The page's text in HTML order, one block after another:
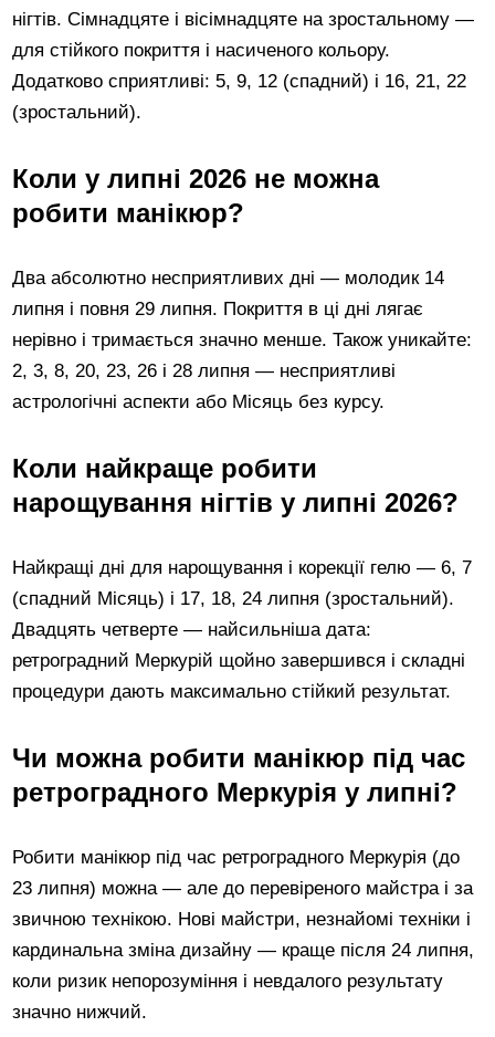
нігтів. Сімнадцяте і вісімнадцяте на зростальному —
для стійкого покриття і насиченого кольору.
Додатково сприятливі: 5, 9, 12 (спадний) і 16, 21, 22
(зростальний).
Коли у липні 2026 не можна
робити манікюр?
Два абсолютно несприятливих дні — молодик 14
липня і повня 29 липня. Покриття в ці дні лягає
нерівно і тримається значно менше. Також уникайте:
2, 3, 8, 20, 23, 26 і 28 липня — несприятливі
астрологічні аспекти або Місяць без курсу.
Коли найкраще робити
нарощування нігтів у липні 2026?
Найкращі дні для нарощування і корекції гелю — 6, 7
(спадний Місяць) і 17, 18, 24 липня (зростальний).
Двадцять четверте — найсильніша дата:
ретроградний Меркурій щойно завершився і складні
процедури дають максимально стійкий результат.
Чи можна робити манікюр під час
ретроградного Меркурія у липні?
Робити манікюр під час ретроградного Меркурія (до
23 липня) можна — але до перевіреного майстра і за
звичною технікою. Нові майстри, незнайомі техніки і
кардинальна зміна дизайну — краще після 24 липня,
коли ризик непорозуміння і невдалого результату
значно нижчий.